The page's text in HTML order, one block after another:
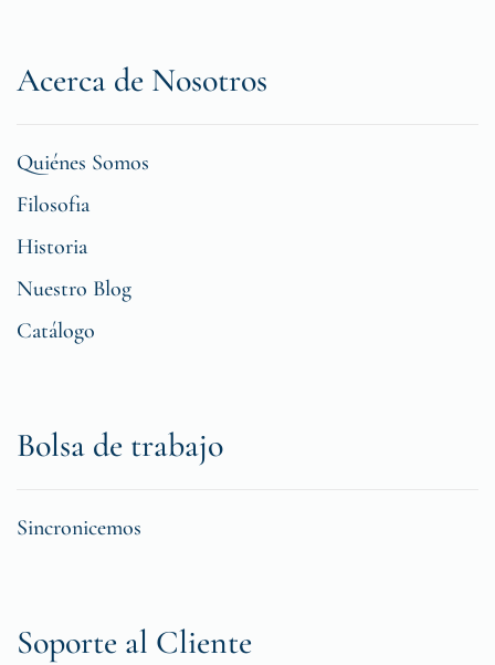
Acerca de Nosotros
Quiénes Somos
Filosofia
Historia
Nuestro Blog
Catálogo
Bolsa de trabajo
Sincronicemos
Soporte al Cliente